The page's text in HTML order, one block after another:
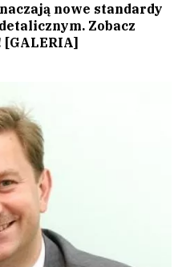
nowe standardy
Zobacz